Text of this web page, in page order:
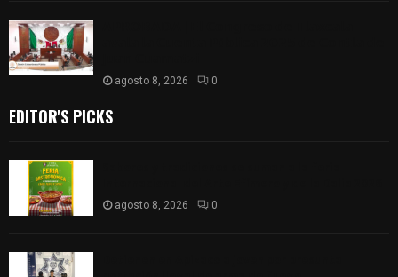
agosto 8, 2026 0
EDITOR'S PICKS
agosto 8, 2026 0